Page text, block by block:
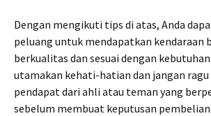
Dengan mengikuti tips di atas, Anda
peluang untuk mendapatkan kendaraan
berkualitas dan sesuai dengan kebutuhan
utamakan kehati-hatian dan jangan
pendapat dari ahli atau teman yang
sebelum membuat keputusan pembelian.